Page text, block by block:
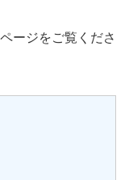
ージをご覧くださ